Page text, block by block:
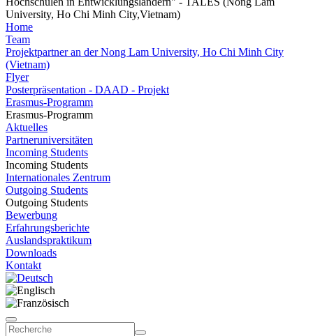
University, Ho Chi Minh City,Vietnam)
Home
Team
Projektpartner an der Nong Lam University, Ho Chi Minh City
(Vietnam)
Flyer
Posterpräsentation - DAAD - Projekt
Erasmus-Programm
Erasmus-Programm
Aktuelles
Partneruniversitäten
Incoming Students
Incoming Students
Internationales Zentrum
Outgoing Students
Outgoing Students
Bewerbung
Erfahrungsberichte
Auslandspraktikum
Downloads
Kontakt